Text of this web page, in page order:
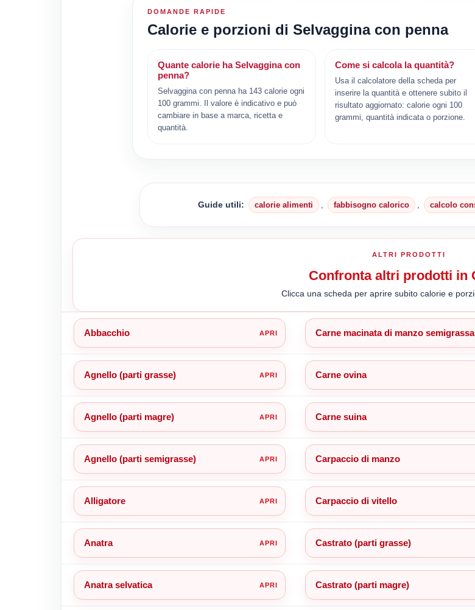
DOMANDE RAPIDE
Calorie e porzioni di Selvaggina con penna
Quante calorie ha Selvaggina con
penna?
Selvaggina con penna ha 143 calorie ogni
100 grammi. Il valore è indicativo e può
cambiare in base a marca, ricetta e
quantità.
Come si calcola la quantità?
Usa il calcolatore della scheda per
inserire la quantità e ottenere subito il
risultato aggiornato: calorie ogni 100
grammi, quantità indicata o porzione.
Guide utili: calorie alimenti fabbisogno calorico calcolo
ALTRI PRODOTTI
Confronta altri prodotti in
Clicca una scheda per aprire subito calorie e
Abbacchio Carne macinata di manzo semigrassa
Agnello (parti grasse) Carne ovina
Agnello (parti magre) Carne suina
Agnello (parti semigrasse) Carpaccio di manzo
Alligatore Carpaccio di vitello
Anatra Castrato (parti grasse)
Anatra selvatica Castrato (parti magre)